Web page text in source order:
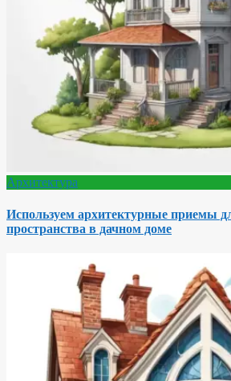
Архитектура
Используем архитектурные приемы
пространства в дачном доме